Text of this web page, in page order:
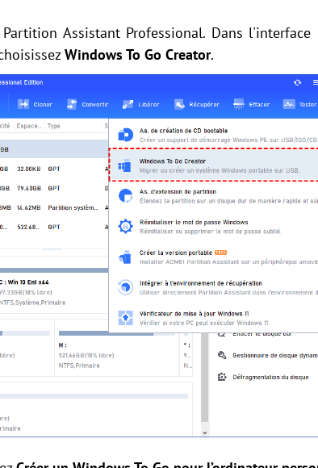
Assistant Professional. Dans
Windows To Go Creator.